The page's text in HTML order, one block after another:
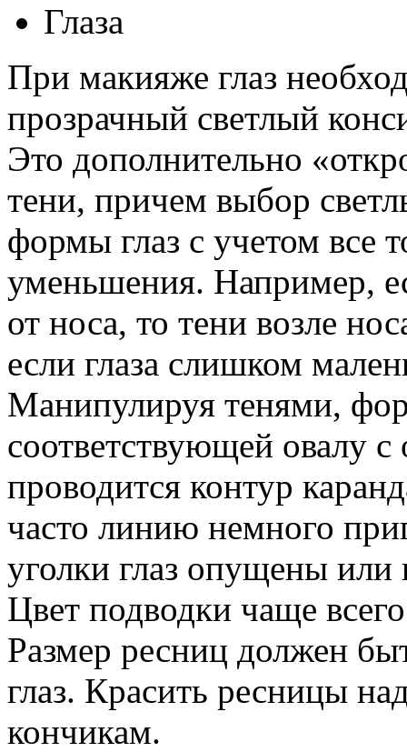
Глаза
При макияже глаз
прозрачный светлый
Это дополнительно
тени, причем выбор
формы глаз с учетом все
уменьшения. Например,
от носа, то тени возле
если глаза слишком
Манипулируя тенями,
соответствующей овалу
проводится контур
часто линию немного
уголки глаз опущены или
Цвет подводки чаще
Размер ресниц должен
глаз. Красить ресницы
кончикам.